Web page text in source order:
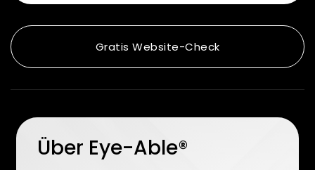
Gratis Website-Check
Über Eye-Able®